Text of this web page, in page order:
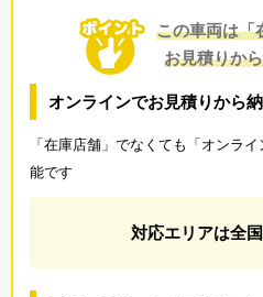
この車両は「
お見積りか
オンラインでお見積りから
「在庫店舗」でなくても「オンラ
能です
対応エリアは全